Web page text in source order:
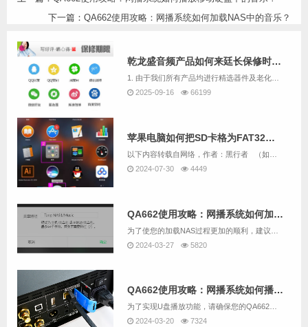
下一篇： QA662使用攻略：网播系统如何加载NAS中的音乐？
乾龙盛音频产品如何来廷长保修时间呢
2025-09-16
66199
苹果电脑如何把SD卡格为FAT32格式
2024-07-30
4449
QA662使用攻略：网播系统如何加载NAS中的音乐？
2024-03-27
5820
QA662使用攻略：网播系统如何播放U盘中的音乐？
2024-03-20
7324